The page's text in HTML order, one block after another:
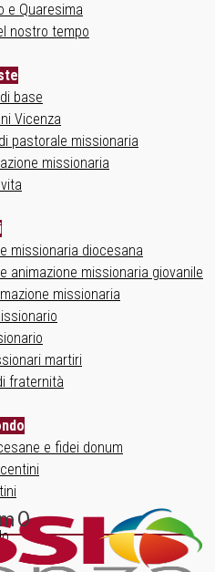
e Quaresima
nostro tempo
base
Vicenza
pastorale missionaria
missionaria
missionaria diocesana
animazione missionaria giovanile
missionaria
martiri
fraternità
e fidei donum
0